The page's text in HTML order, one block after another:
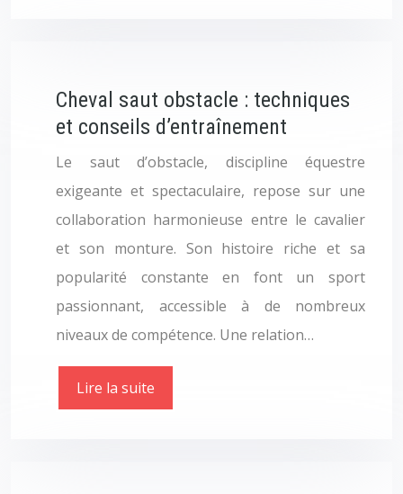
Cheval saut obstacle : techniques
et conseils d’entraînement
Le saut d’obstacle, discipline équestre
exigeante et spectaculaire, repose sur une
collaboration harmonieuse entre le cavalier
et son monture. Son histoire riche et sa
popularité constante en font un sport
passionnant, accessible à de nombreux
niveaux de compétence. Une relation…
Lire la suite